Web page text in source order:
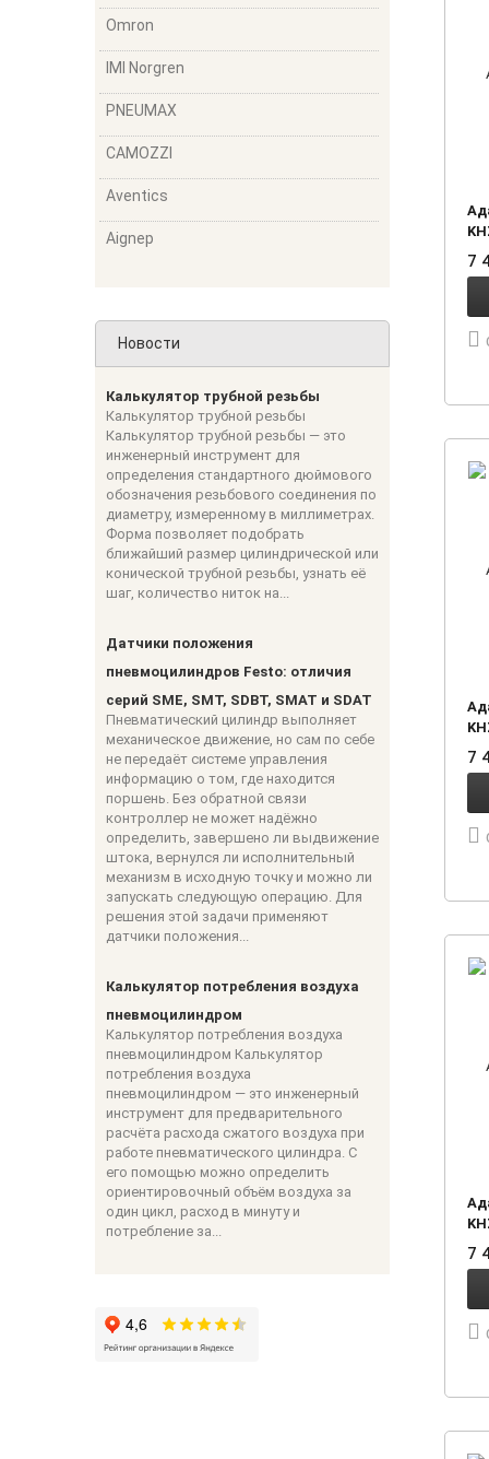
Omron
IMI Norgren
PNEUMAX
CAMOZZI
Aventics
Aignep
Новости
Калькулятор трубной резьбы
Калькулятор трубной резьбы
Калькулятор трубной резьбы — это
инженерный инструмент для
определения стандартного дюймового
обозначения резьбового соединения по
диаметру, измеренному в миллиметрах.
Форма позволяет подобрать
ближайший размер цилиндрической или
конической трубной резьбы, узнать её
шаг, количество ниток на...
Датчики положения
пневмоцилиндров Festo: отличия
серий SME, SMT, SDBT, SMAT и SDAT
Пневматический цилиндр выполняет
механическое движение, но сам по себе
не передаёт системе управления
информацию о том, где находится
поршень. Без обратной связи
контроллер не может надёжно
определить, завершено ли выдвижение
штока, вернулся ли исполнительный
механизм в исходную точку и можно ли
запускать следующую операцию. Для
решения этой задачи применяют
датчики положения...
Калькулятор потребления воздуха
пневмоцилиндром
Калькулятор потребления воздуха
пневмоцилиндром Калькулятор
потребления воздуха
пневмоцилиндром — это инженерный
инструмент для предварительного
расчёта расхода сжатого воздуха при
работе пневматического цилиндра. С
его помощью можно определить
ориентировочный объём воздуха за
один цикл, расход в минуту и
потребление за...
7
7
7